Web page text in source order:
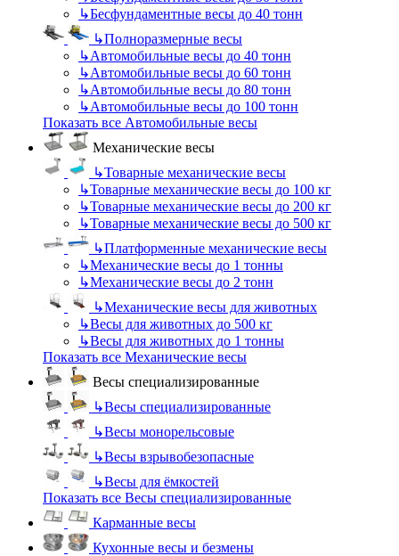
↳Бесфундаментные весы до 40 тонн
↳Полноразмерные весы
↳Автомобильные весы до 40 тонн
↳Автомобильные весы до 60 тонн
↳Автомобильные весы до 80 тонн
↳Автомобильные весы до 100 тонн
Показать все Автомобильные весы
Механические весы
↳Товарные механические весы
↳Товарные механические весы до 100 кг
↳Товарные механические весы до 200 кг
↳Товарные механические весы до 500 кг
↳Платформенные механические весы
↳Механические весы до 1 тонны
↳Механические весы до 2 тонн
↳Механические весы для животных
↳Весы для животных до 500 кг
↳Весы для животных до 1 тонны
Показать все Механические весы
Весы специализированные
↳Весы специализированные
↳Весы монорельсовые
↳Весы взрывобезопасные
↳Весы для ёмкостей
Показать все Весы специализированные
Карманные весы
Кухонные весы и безмены